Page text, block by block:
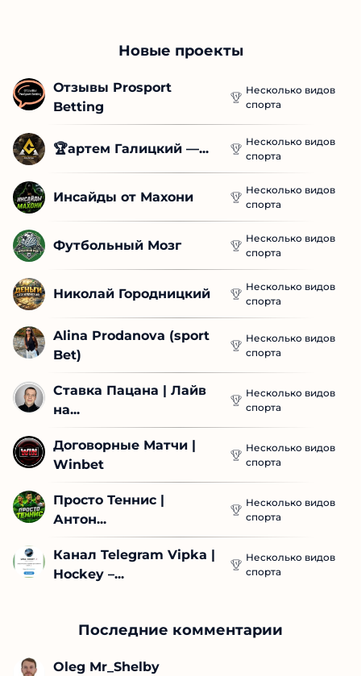
Новые проекты
Отзывы Prosport
Betting
Несколько видов
спорта
🏆артем Галицкий —...
Несколько видов
спорта
Инсайды от Махони
Несколько видов
спорта
Футбольный Мозг
Несколько видов
спорта
Николай Городницкий
Несколько видов
спорта
Alina Prodanova (sport
Bet)
Несколько видов
спорта
Ставка Пацана | Лайв
на...
Несколько видов
спорта
Договорные Матчи |
Winbet
Несколько видов
спорта
Просто Теннис |
Антон...
Несколько видов
спорта
Канал Telegram Vipka |
Hockey –...
Несколько видов
спорта
Последние комментарии
Oleg Mr_Shelby